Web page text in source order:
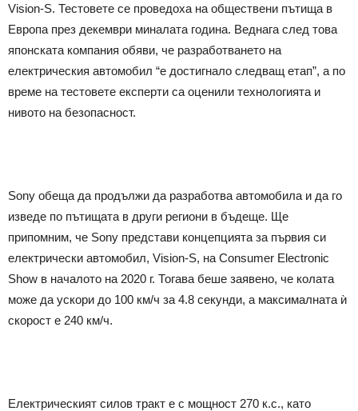
Vision-S. Тестовете се проведоха на обществени пътища в
Европа през декември миналата година. Веднага след това
японската компания обяви, че разработването на
електрическия автомобил “е достигнало следващ етап”, а по
време на тестовете експерти са оценили технологията и
нивото на безопасност.
Sony обеща да продължи да разработва автомобила и да го
изведе по пътищата в други региони в бъдеще. Ще
припомним, че Sony представи концепцията за първия си
електрически автомобил, Vision-S, на Consumer Electronic
Show в началото на 2020 г. Тогава беше заявено, че колата
може да ускори до 100 км/ч за 4.8 секунди, а максималната ѝ
скорост е 240 км/ч.
Електрическият силов тракт е с мощност 270 к.с., като